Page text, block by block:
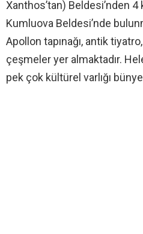
Xanthos’tan) Beldesi’nden
Kumluova Beldesi’nde
Apollon tapınağı, antik
çeşmeler yer almaktadır.
pek çok kültürel varlığı